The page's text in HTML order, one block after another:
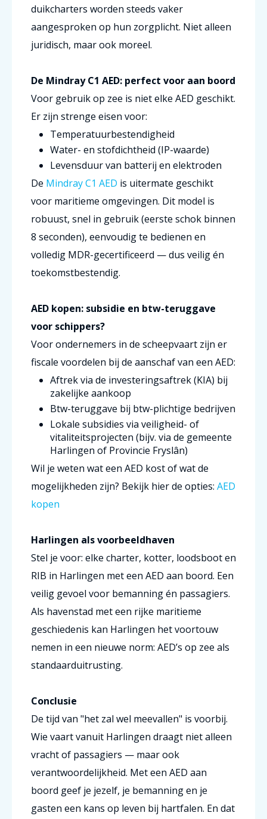
duikcharters worden steeds vaker
aangesproken op hun zorgplicht. Niet alleen
juridisch, maar ook moreel.
De Mindray C1 AED: perfect voor aan boord
Voor gebruik op zee is niet elke AED geschikt.
Er zijn strenge eisen voor:
Temperatuurbestendigheid
Water- en stofdichtheid (IP-waarde)
Levensduur van batterij en elektroden
De Mindray C1 AED is uitermate geschikt
voor maritieme omgevingen. Dit model is
robuust, snel in gebruik (eerste schok binnen
8 seconden), eenvoudig te bedienen en
volledig MDR-gecertificeerd — dus veilig én
toekomstbestendig.
AED kopen: subsidie en btw-teruggave
voor schippers?
Voor ondernemers in de scheepvaart zijn er
fiscale voordelen bij de aanschaf van een AED:
Aftrek via de investeringsaftrek (KIA) bij
zakelijke aankoop
Btw-teruggave bij btw-plichtige bedrijven
Lokale subsidies via veiligheid- of
vitaliteitsprojecten (bijv. via de gemeente
Harlingen of Provincie Fryslân)
Wil je weten wat een AED kost of wat de
mogelijkheden zijn? Bekijk hier de opties: AED
kopen
Harlingen als voorbeeldhaven
Stel je voor: elke charter, kotter, loodsboot en
RIB in Harlingen met een AED aan boord. Een
veilig gevoel voor bemanning én passagiers.
Als havenstad met een rijke maritieme
geschiedenis kan Harlingen het voortouw
nemen in een nieuwe norm: AED’s op zee als
standaarduitrusting.
Conclusie
De tijd van "het zal wel meevallen" is voorbij.
Wie vaart vanuit Harlingen draagt niet alleen
vracht of passagiers — maar ook
verantwoordelijkheid. Met een AED aan
boord geef je jezelf, je bemanning en je
gasten een kans op leven bij hartfalen. En dat